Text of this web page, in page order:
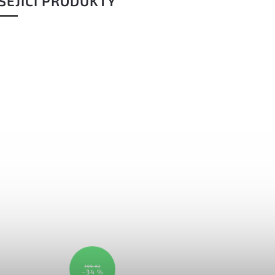
199 Kč
–34 %